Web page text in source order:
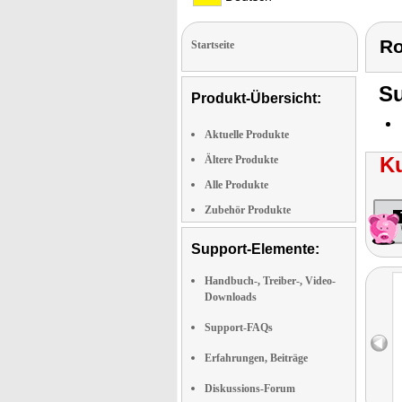
Startseite
Produkt-Übersicht:
Aktuelle Produkte
Ältere Produkte
Alle Produkte
Zubehör Produkte
Support-Elemente:
Handbuch-, Treiber-, Video-
Downloads
Support-FAQs
Erfahrungen, Beiträge
Diskussions-Forum